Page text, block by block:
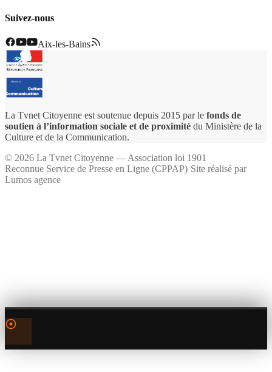
Suivez-nous
Aix-les-Bains
La Tvnet Citoyenne est soutenue depuis 2015 par le fonds de
soutien à l’information sociale et de proximité du Ministère de la
Culture et de la Communication.
© 2026 La Tvnet Citoyenne — Association loi 1901
Reconnue Service de Presse en Ligne (CPPAP)·Site réalisé par
Lumos agence